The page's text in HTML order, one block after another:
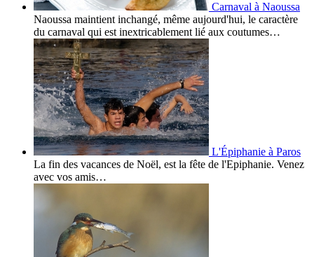
Carnaval à Naoussa
Naoussa maintient inchangé, même aujourd'hui, le caractère
du carnaval qui est inextricablement lié aux coutumes…
L'Épiphanie à Paros
La fin des vacances de Noël, est la fête de l'Epiphanie. Venez
avec vos amis…